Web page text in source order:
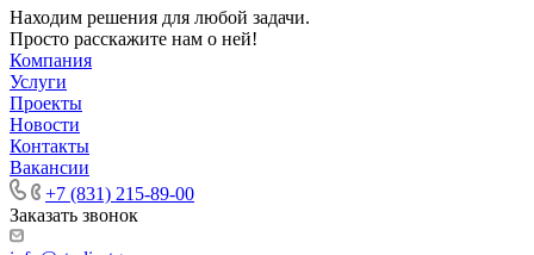
Находим решения для любой задачи.
Просто расскажите нам о ней!
Компания
Услуги
Проекты
Новости
Контакты
Вакансии
+7 (831) 215-89-00
Заказать звонок